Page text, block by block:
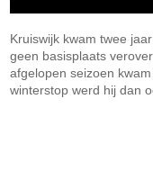
Kruiswijk kwam twee
geen basisplaats
afgelopen seizoen
winterstop werd hij dan